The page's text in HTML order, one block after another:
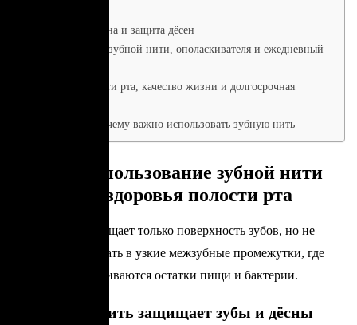
Питание, гигиена и защита дёсен
Использование зубной нити, ополаскивателя и ежедневный
Здоровье полости рта, качество жизни и долгосрочная
Заключение: почему важно использовать зубную нить
Почему использование зубной нити
важно для здоровья полости рта
Зубная щётка очищает только поверхность зубов, но не
способна проникать в узкие межзубные промежутки, где
чаще всего скапливаются остатки пищи и бактерии.
Как зубная нить защищает зубы и дёсны